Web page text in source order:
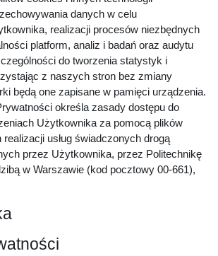
danych w celu
realizacji procesów niezbędnych
platform, analiz i badań oraz audytu
do tworzenia statystyk i
z naszych stron bez zmiany
będą one zapisane w pamięci urządzenia.
określa zasady dostępu do
Użytkownika za pomocą plików
realizacji usług świadczonych drogą
przez Użytkownika, przez Politechnikę
w Warszawie (kod pocztowy 00-661),